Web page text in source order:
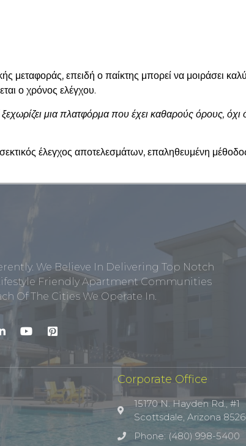
μεταφοράς, επειδή ο παίκτης μπορεί να μοιράσει
ο χρόνος ελέγχου.
μια πλατφόρμα που έχει καθαρούς όρους,
έλεγχος αποτελεσμάτων, επαληθευμένη
We Believe In Delivering Top Notch
Friendly Apartment Communities
Of The Cities We Operate In.
Corporate Office
15170 N. Hayden Rd., #1
Scottsdale, Arizona
Phone: (480) 998-5400